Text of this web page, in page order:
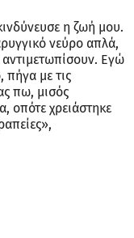
η ζωή μου.
νεύρο απλά,
αντιμετωπίσουν. Εγώ
πήγα με τις
πω, μισός
οπότε χρειάστηκε